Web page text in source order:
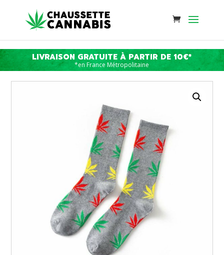
LIVRAISON GRATUITE À PARTIR DE 10€*
*en France Métropolitaine